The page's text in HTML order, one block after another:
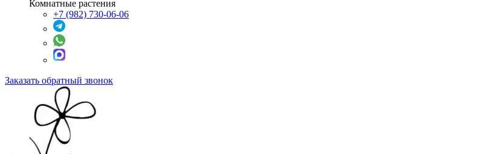
Комнатные растения
+7 (982) 730-06-06
Заказать обратный звонок